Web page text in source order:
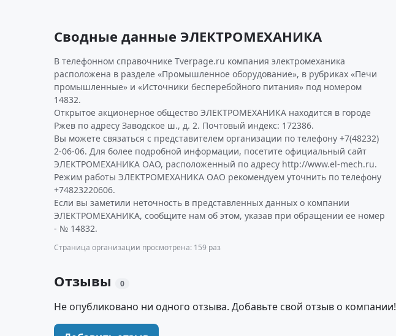
Сводные данные ЭЛЕКТРОМЕХАНИКА
В телефонном справочнике Tverpage.ru компания электромеханика
расположена в разделе «Промышленное оборудование», в рубриках «Печи
промышленные» и «Источники бесперебойного питания» под номером
14832.
Открытое акционерное общество ЭЛЕКТРОМЕХАНИКА находится в городе
Ржев по адресу Заводское ш., д. 2. Почтовый индекс: 172386.
Вы можете связаться с представителем организации по телефону +7(48232)
2-06-06. Для более подробной информации, посетите официальный сайт
ЭЛЕКТРОМЕХАНИКА ОАО, расположенный по адресу http://www.el-mech.ru.
Режим работы ЭЛЕКТРОМЕХАНИКА ОАО рекомендуем уточнить по телефону
+74823220606.
Если вы заметили неточность в представленных данных о компании
ЭЛЕКТРОМЕХАНИКА, сообщите нам об этом, указав при обращении ее номер
- № 14832.
Страница организации просмотрена: 159 раз
Отзывы 0
Не опубликовано ни одного отзыва. Добавьте свой отзыв о компании!